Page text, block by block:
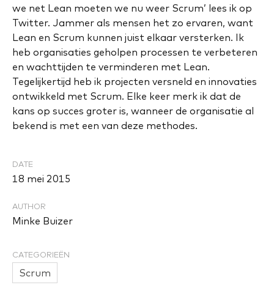
we net Lean moeten we nu weer Scrum’ lees ik op
Twitter. Jammer als mensen het zo ervaren, want
Lean en Scrum kunnen juist elkaar versterken. Ik
heb organisaties geholpen processen te verbeteren
en wachttijden te verminderen met Lean.
Tegelijkertijd heb ik projecten versneld en innovaties
ontwikkeld met Scrum. Elke keer merk ik dat de
kans op succes groter is, wanneer de organisatie al
bekend is met een van deze methodes.
DATE
18 mei 2015
AUTHOR
Minke Buizer
CATEGORIEËN
Scrum